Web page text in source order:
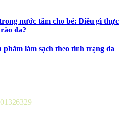
nước tắm cho bé: Điều gì thực
da?
phẩm làm sạch theo tình trạng da